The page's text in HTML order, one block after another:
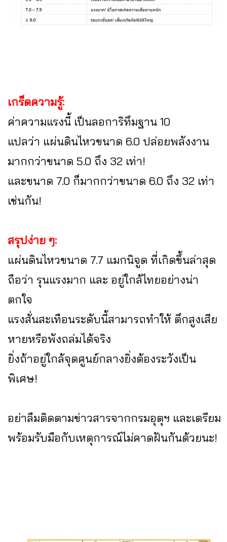
เกร็ดความรู้:
ค่าความแรงนี้ เป็นลอการิทึมฐาน 10
แปลว่า แผ่นดินไหวขนาด 6.0 ปล่อยพลังงาน
มากกว่าขนาด 5.0 ถึง 32 เท่า!
และขนาด 7.0 ก็มากกว่าขนาด 6.0 ถึง 32 เท่า
เช่นกัน!
สรุปง่าย ๆ:
แผ่นดินไหวขนาด 7.7 แมกนิจูด ที่เกิดขึ้นล่าสุด
ถือว่า รุนแรงมาก และ อยู่ใกล้ไทยอย่างน่า
ตกใจ
แรงสั่นสะเทือนระดับนี้สามารถทำให้ ตึกสูงเสีย
หายหรือพังถล่มได้จริง
ยิ่งถ้าอยู่ใกล้จุดศูนย์กลางยิ่งต้องระวังเป็น
พิเศษ!
อย่าลืมติดตามข่าวสารจากกรมอุตุฯ และเตรียม
พร้อมรับมือกับเหตุการณ์ไม่คาดฝันกันด้วยนะ!